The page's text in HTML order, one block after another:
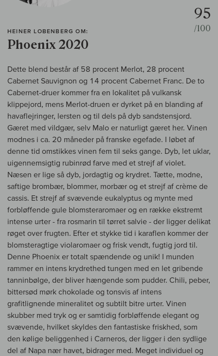
HEINER LOBENBERG OM:
Phoenix 2020
95
/100
Dette blend består af 58 procent Merlot, 28 procent
Cabernet Sauvignon og 14 procent Cabernet Franc. De to
Cabernet-druer kommer fra en lokalitet på vulkansk
klippejord, mens Merlot-druen er dyrket på en blanding af
havaflejringer, lersten og til dels på dyb sandstensjord.
Gæret med vildgær, selv Malo er naturligt gæret her. Vinen
modnes i ca. 20 måneder på franske egefade. I løbet af
denne tid omstikkes vinen fem til seks gange. Dyb, let uklar,
uigennemsigtig rubinrød farve med et strejf af violet.
Næsen er lige så dyb, jordagtig og krydret. Tætte, modne,
saftige brombær, blommer, morbær og et strejf af crème de
cassis. Et strejf af svævende eukalyptus og mynte med
forbløffende gule blomsteraromaer og en række ekstremt
intense urter - fra rosmarin til tørret salvie - der ligger delikat
røget over frugten. Efter et stykke tid i karaflen kommer der
blomsteragtige violaromaer og frisk vendt, fugtig jord til.
Denne Phoenix er totalt spændende og unik! I munden
rammer en intens krydrethed tungen med en let gribende
tanninbølge, der bliver hængende som pudder. Chili, peber,
bittersød mørk chokolade og tonsvis af intens
grafitlignende mineralitet og subtilt bitre urter. Vinen
skubber med tryk og er samtidig forbløffende elegant og
svævende, hvilket skyldes den fantastiske friskhed, som
den kølige beliggenhed i Carneros, der ligger i den sydlige
del af Napa nær havet, bidrager med. Meget individuel og